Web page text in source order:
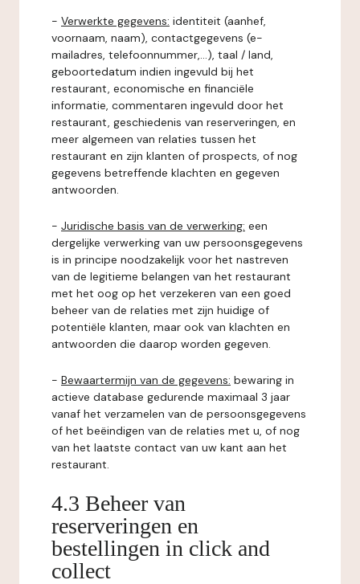
- Verwerkte gegevens: identiteit (aanhef,
voornaam, naam), contactgegevens (e-
mailadres, telefoonnummer,...), taal / land,
geboortedatum indien ingevuld bij het
restaurant, economische en financiële
informatie, commentaren ingevuld door het
restaurant, geschiedenis van reserveringen, en
meer algemeen van relaties tussen het
restaurant en zijn klanten of prospects, of nog
gegevens betreffende klachten en gegeven
antwoorden.
- Juridische basis van de verwerking: een
dergelijke verwerking van uw persoonsgegevens
is in principe noodzakelijk voor het nastreven
van de legitieme belangen van het restaurant
met het oog op het verzekeren van een goed
beheer van de relaties met zijn huidige of
potentiële klanten, maar ook van klachten en
antwoorden die daarop worden gegeven.
- Bewaartermijn van de gegevens: bewaring in
actieve database gedurende maximaal 3 jaar
vanaf het verzamelen van de persoonsgegevens
of het beëindigen van de relaties met u, of nog
van het laatste contact van uw kant aan het
restaurant.
4.3 Beheer van
reserveringen en
bestellingen in click and
collect